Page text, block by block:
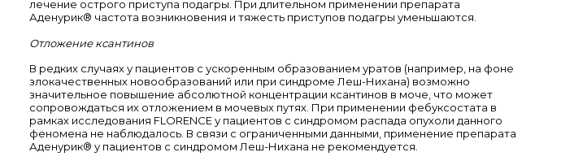
лечение острого приступа подагры. При длительном применении препарата
Аденурик® частота возникновения и тяжесть приступов подагры уменьшаются.
Отложение ксантинов
В редких случаях у пациентов с ускоренным образованием уратов (например, на фоне
злокачественных новообразований или при синдроме Леш-Нихана) возможно
значительное повышение абсолютной концентрации ксантинов в моче, что может
сопровождаться их отложением в мочевых путях. При применении фебуксостата в
рамках исследования FLORENCE у пациентов с синдромом распада опухоли данного
феномена не наблюдалось. В связи с ограниченными данными, применение препарата
Аденурик® у пациентов с синдромом Леш-Нихана не рекомендуется.